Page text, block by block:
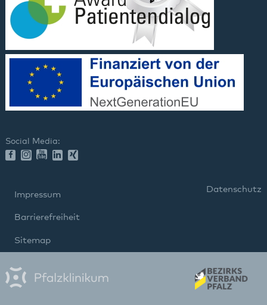
Social Media:
Impressum
Datenschutz
Barrierefreiheit
Sitemap